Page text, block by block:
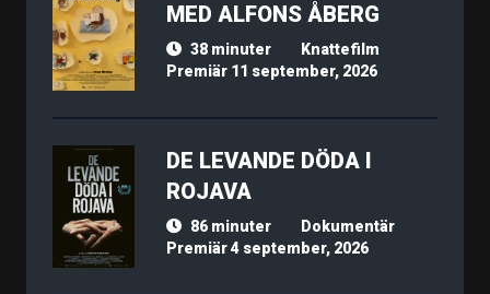
MED ALFONS ÅBERG
38 minuter
Knattefilm
Premiär 11 september, 2026
DE LEVANDE DÖDA I
ROJAVA
86 minuter
Dokumentär
Premiär 4 september, 2026